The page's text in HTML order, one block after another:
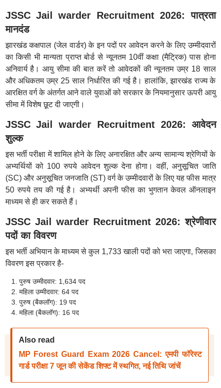
JSSC Jail warder Recruitment 2026: पात्रता
मानदंड
झारखंड कक्षपाल (जेल वार्डर) के इन पदों पर आवेदन करने के लिए उम्मीदवारों
का किसी भी मान्यता प्राप्त बोर्ड से न्यूनतम 10वीं कक्षा (मैट्रिक) पास होना
अनिवार्य है। आयु सीमा की बात करें तो आवेदकों की न्यूनतम उम्र 18 साल
और अधिकतम उम्र 25 साल निर्धारित की गई है। हालांकि, झारखंड राज्य के
आरक्षित वर्ग के अंतर्गत आने वाले युवाओं को सरकार के नियमानुसार ऊपरी आयु
सीमा में विशेष छूट दी जाएगी।
JSSC Jail warder Recruitment 2026: आवेदन
शुल्क
इस भर्ती परीक्षा में शामिल होने के लिए अनारक्षित और अन्य सामान्य श्रेणियों के
अभ्यर्थियों को 100 रुपये आवेदन शुल्क देना होगा। वहीं, अनुसूचित जाति
(SC) और अनुसूचित जनजाति (ST) वर्ग के उम्मीदवारों के लिए यह फीस मात्र
50 रुपये तय की गई है। अभ्यर्थी अपनी फीस का भुगतान केवल ऑनलाइन
माध्यम से ही कर सकते हैं।
JSSC Jail warder Recruitment 2026: श्रेणीवार
पदों का विवरण
इस भर्ती अभियान के माध्यम से कुल 1,733 खाली पदों को भरा जाएगा, जिसका
विवरण इस प्रकार है-
पुरुष उम्मीदवार: 1,634 पद
महिला उम्मीदवार: 64 पद
पुरुष (बैकलॉग): 19 पद
महिला (बैकलॉग): 16 पद
Also read
MP Forest Guard Exam 2026 Cancel: एमपी फॉरेस्ट
गार्ड परीक्षा 7 जून की सेकेंड शिफ्ट में स्थगित, नई तिथि जांचें